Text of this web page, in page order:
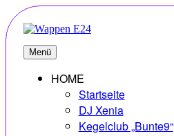
Zum
Inhalt
springen
E24
Erlebnisse – Hobbys – Vielfalt
Menü
HOME
Startseite
DJ Xenia
Kegelclub „Bunte9“